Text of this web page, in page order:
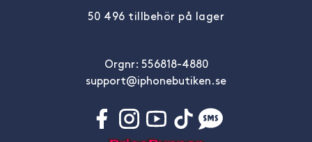
50 496 tillbehör på lager
Orgnr: 556818-4880
support@iphonebutiken.se